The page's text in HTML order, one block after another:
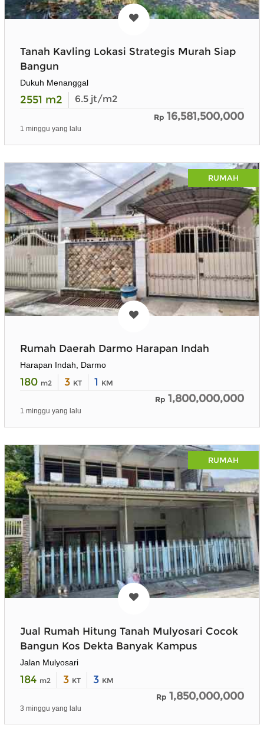
Tanah Kavling Lokasi Strategis Murah Siap
Bangun
Dukuh Menanggal
2551 m2 6.5 jt/m2
Rp 16,581,500,000
1 minggu yang lalu
RUMAH
Rumah Daerah Darmo Harapan Indah
Harapan Indah, Darmo
180 m2 3 KT 1 KM
Rp 1,800,000,000
1 minggu yang lalu
RUMAH
Jual Rumah Hitung Tanah Mulyosari Cocok
Bangun Kos Dekta Banyak Kampus
Jalan Mulyosari
184 m2 3 KT 3 KM
Rp 1,850,000,000
3 minggu yang lalu